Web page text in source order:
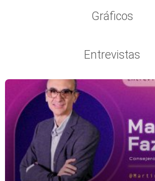
Gráficos
Entrevistas
Página PáginaPáginaPágina